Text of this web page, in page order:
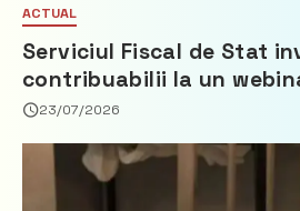
ACTUAL
Serviciul Fiscal de Stat
contribuabilii la un
privind calculul
23/07/2026